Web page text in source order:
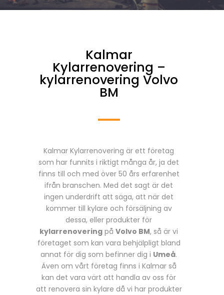
Kalmar
Kylarrenovering –
kylarrenovering Volvo
BM
Kalmar Kylarrenovering är ett företag
som har funnits i riktigt många år, ja det
finns till och med över 50 års erfarenhet
ifrån branschen. Med det sagt är det
ingen underdrift att säga, att när det
kommer till kylare och försäljning av
dessa, eller produkter för
kylarrenovering påVolvo BM, så är vi
företaget som kan vara behjälpligt bland
annat för dig som befinner dig i Umeå.
Även om vårt företag finns i Kalmar så
kan det vara värt att handla av oss för
att renovera sin kylare då vi har produkter